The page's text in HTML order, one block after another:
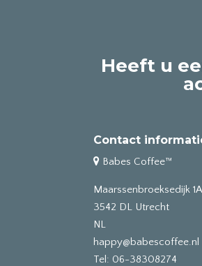
Heeft u
Contact
Babes Coffee™
Maarssenbroeksedijk 1A
3542 DL Utrecht
NL
happy@babescoffee.nl
Tel: 06-38308274